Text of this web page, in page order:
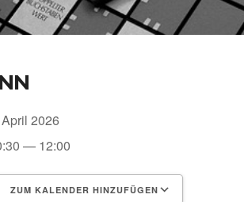
2026
— 12:00
ZUM KALENDER HINZUFÜGEN